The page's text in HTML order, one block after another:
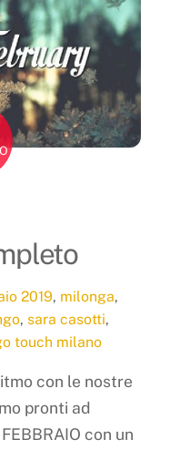
2019, milonga,
, sara casotti,
touch milano
con le nostre
pronti ad
con un